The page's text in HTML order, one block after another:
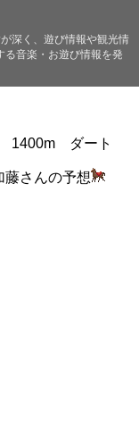
深く、遊び情報や観光情
る音楽・お遊び情報を発
1400m ダート
藤さんの予想